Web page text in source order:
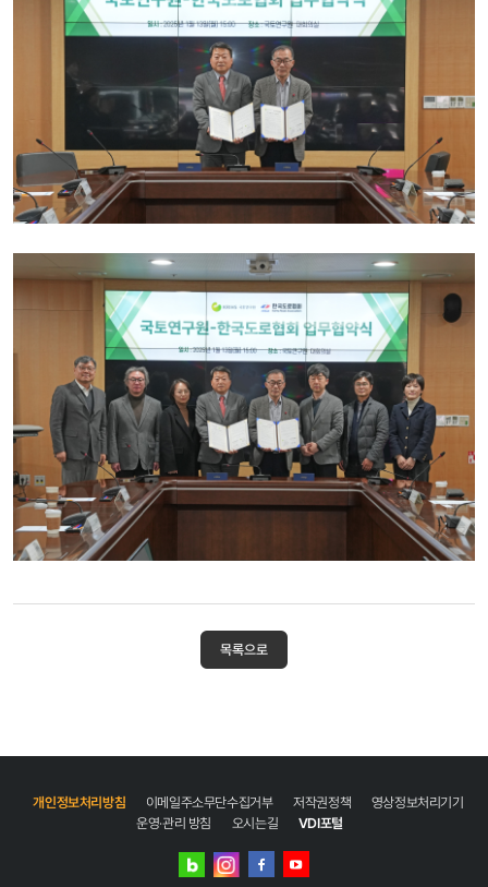
목록으로
개인정보처리방침 이메일주소무단수집거부 저작권정책
영상정보처리기기
운영·관리 방침
오시는길 VDI포털
네이버
인스타그램